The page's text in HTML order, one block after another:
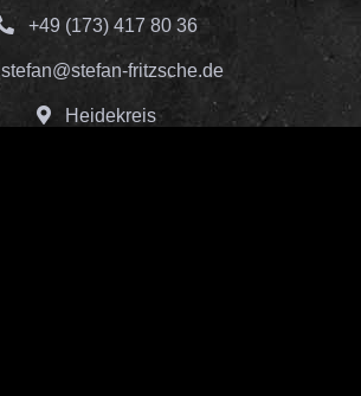
+49 (173) 417 80 36
stefan@stefan-fritzsche.de
Heidekreis